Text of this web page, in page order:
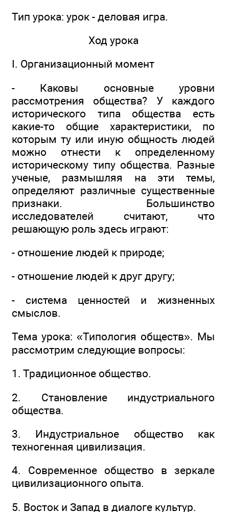
Тип урока: урок - деловая игра.
Ход урока
I. Организационный момент
- Каковы основные уровни
рассмотрения общества? У каждого
исторического типа общества есть
какие-то общие характеристики, по
которым ту или иную общность людей
можно отнести к определенному
историческому типу общества. Разные
ученые, размышляя на эти темы,
определяют различные существенные
признаки. Большинство
исследователей считают, что
решающую роль здесь играют:
- отношение людей к природе;
- отношение людей к друг другу;
- система ценностей и жизненных
смыслов.
Тема урока: «Типология обществ». Мы
рассмотрим следующие вопросы:
1. Традиционное общество.
2. Становление индустриального
общества.
3. Индустриальное общество как
техногенная цивилизация.
4. Современное общество в зеркале
цивилизационного опыта.
5. Восток и Запад в диалоге культур.